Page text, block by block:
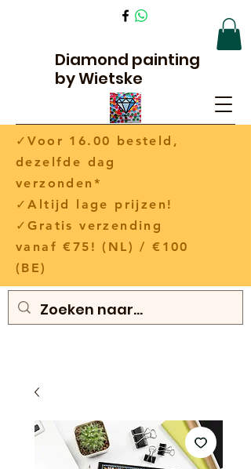
Diamond painting
by Wietske
✓Voor 16.00 besteld,
dezelfde dag
verzonden*
✓Altijd lage prijzen!
✓Gratis verzending
vanaf €75! (NL) / €100
(BE)